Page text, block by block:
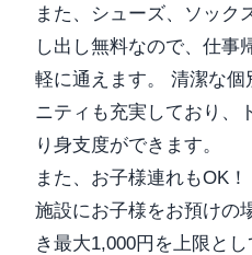
また、シューズ、ソック
し出し無料なので、仕事
軽に通えます。 清潔な個
ニティも充実しており、
り身支度ができます。
また、お子様連れもOK
施設にお子様をお預けの
き最大1,000円を上限とし